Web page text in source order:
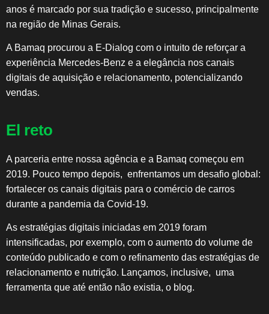
anos é marcado por sua tradição e sucesso, principalmente
na região de Minas Gerais.
A Bamaq procurou a E-Dialog com o intuito de reforçar a
experiência Mercedes-Benz e a elegância nos canais
digitais de aquisição e relacionamento, potencializando
vendas.
El reto
A parceria entre nossa agência e a Bamaq começou em
2019. Pouco tempo depois, enfrentamos um desafio global:
fortalecer os canais digitais para o comércio de carros
durante a pandemia da Covid-19.
As estratégias digitais iniciadas em 2019 foram
intensificadas, por exemplo, com o aumento do volume de
conteúdo publicado e com o refinamento das estratégias de
relacionamento e nutrição. Lançamos, inclusive, uma
ferramenta que até então não existia, o blog.